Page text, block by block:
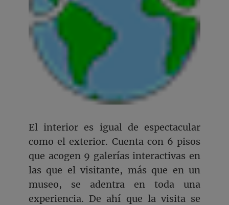
El interior es igual de espectacular
como el exterior. Cuenta con 6 pisos
que acogen 9 galerías interactivas en
las que el visitante, más que en un
museo, se adentra en toda una
experiencia. De ahí que la visita se